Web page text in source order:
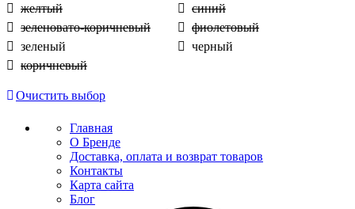
желтый
зеленовато-коричневый
зеленый
коричневый
синий
фиолетовый
черный
Очистить выбор
Главная
О Бренде
Доставка, оплата и возврат товаров
Контакты
Карта сайта
Блог